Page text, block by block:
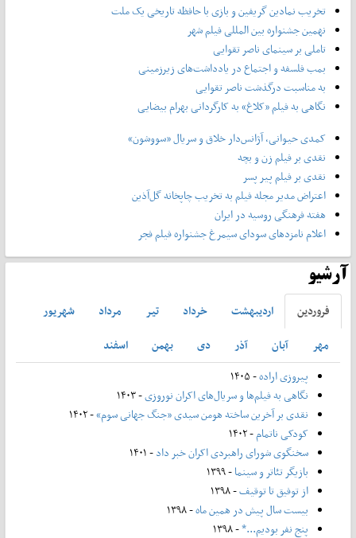
تخریب نمادین گریفین و بازی با حافظه تاریخی یک ملت
نهمین جشنواره بین المللی فیلم شهر
تاملی بر سینمای ناصر تقوایی
بمب فلسفه و اجتماع در یادداشت‌های زیرزمینی
به مناسبت درگذشت ناصر تقوایی
نگاهی به فیلم «کلاغ» به کارگردانی بهرام بیضایی
کمدی حیوانی، آژانس‌دار خلاق و سریال «سووشون»
نقدی بر فیلم زن و بچه
نقدی بر فیلم پیر پسر
اعتراض مدیر مجله فیلم به تخریب چاپخانه گل‌آذین
هفته فرهنگی روسیه در ایران
اعلام نامزدهای سودای سیمرغ جشنواره فیلم فجر
آرشیو
فروردين ارديبهشت خرداد تير مرداد
شهريور
مهر
آبان آذر دی بهمن
اسفند
پیروزی اراده- ۱۴۰۵
نگاهی به فیلم‌ها و سریال‌های اکران نوروزی- ۱۴۰۳
نقدی بر آخرین ساخته هومن سیدی «جنگ جهانی سوم»- ۱۴۰۲
کودکی ناتمام- ۱۴۰۲
سخنگوی شورای راهبردی اکران خبر داد- ۱۴۰۱
بازیگر تئاتر و سینما- ۱۳۹۹
از توفیق تا توقیف- ۱۳۹۸
بیست سال پیش در همین ماه- ۱۳۹۸
پنج نفر بودیم...*- ۱۳۹۸